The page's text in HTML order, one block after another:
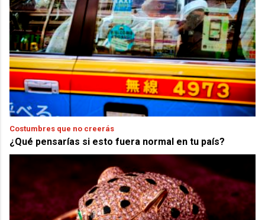
Costumbres que no creerás
¿Qué pensarías si esto fuera normal en tu país?